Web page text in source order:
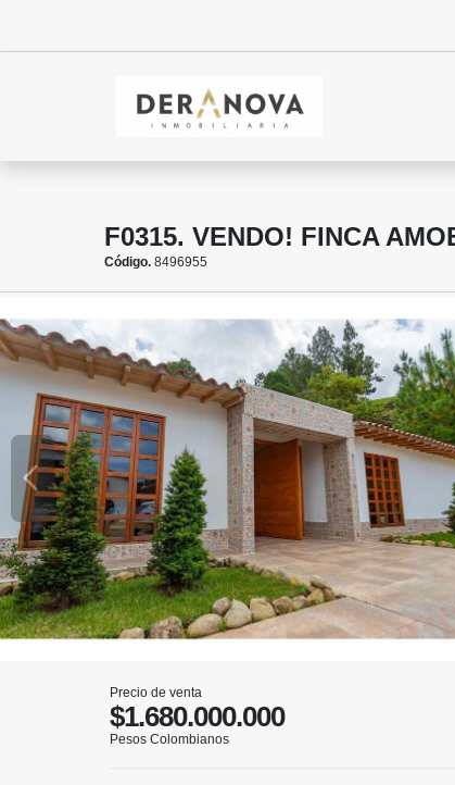
F0315. VENDO! FINCA
Código. 8496955
Precio de venta
$1.680.000.000
Pesos Colombianos